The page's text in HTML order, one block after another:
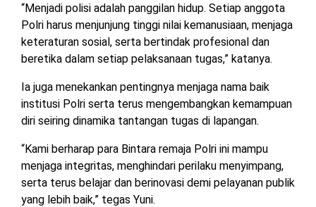
“Menjadi polisi adalah panggilan hidup. Setiap anggota
Polri harus menjunjung tinggi nilai kemanusiaan, menjaga
keteraturan sosial, serta bertindak profesional dan
beretika dalam setiap pelaksanaan tugas,” katanya.
Ia juga menekankan pentingnya menjaga nama baik
institusi Polri serta terus mengembangkan kemampuan
diri seiring dinamika tantangan tugas di lapangan.
“Kami berharap para Bintara remaja Polri ini mampu
menjaga integritas, menghindari perilaku menyimpang,
serta terus belajar dan berinovasi demi pelayanan publik
yang lebih baik,” tegas Yuni.